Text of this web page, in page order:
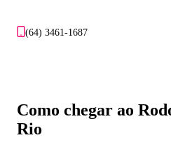
(64) 3461-1687
Como chegar ao
Rio